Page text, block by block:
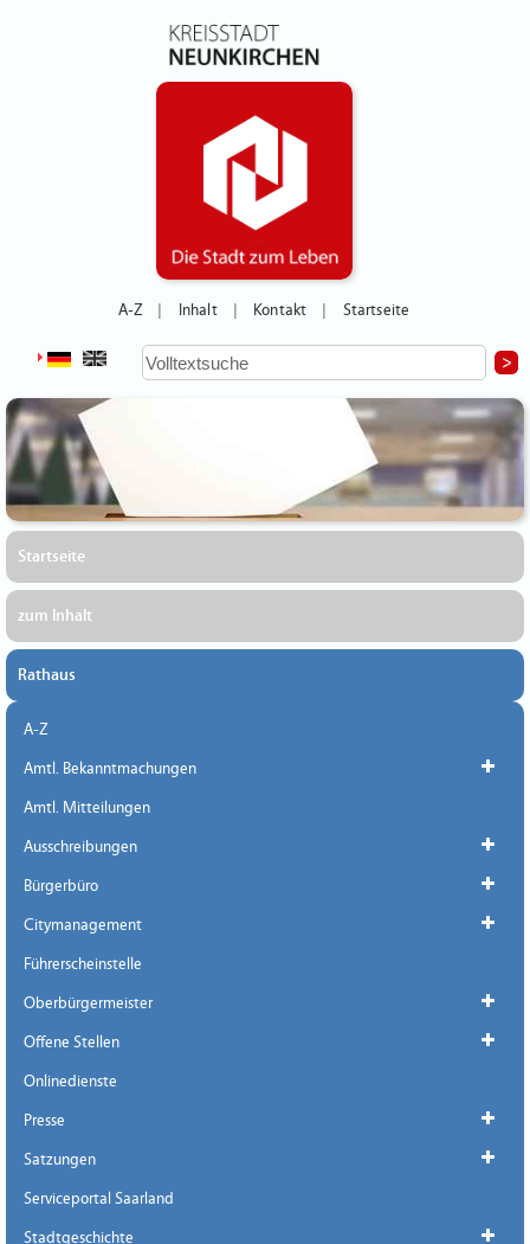
A-Z Inhalt Kontakt Startseite
Startseite
zum Inhalt
Rathaus
A-Z
Amtl. Bekanntmachungen
Amtl. Mitteilungen
Ausschreibungen
Bürgerbüro
Citymanagement
Führerscheinstelle
Oberbürgermeister
Offene Stellen
Onlinedienste
Presse
Satzungen
Serviceportal Saarland
Stadtgeschichte